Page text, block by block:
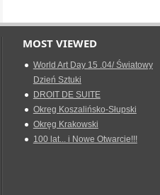
MOST VIEWED
World Art Day 15 .04/ Światowy
Dzień Sztuki
DROIT DE SUITE
Okreg Koszalińsko-Słupski
Okręg Krakowski
100 lat... i Nowe Otwarcie!!!